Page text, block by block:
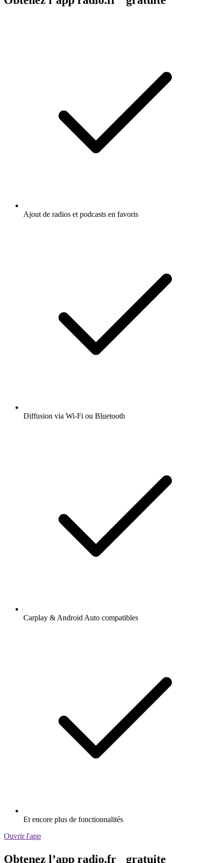
Ajout de radios et podcasts en favoris
Diffusion via Wi-Fi ou Bluetooth
Carplay & Android Auto compatibles
Et encore plus de fonctionnalités
Ouvrir l'app
Obtenez l’app radio.fr gratuite